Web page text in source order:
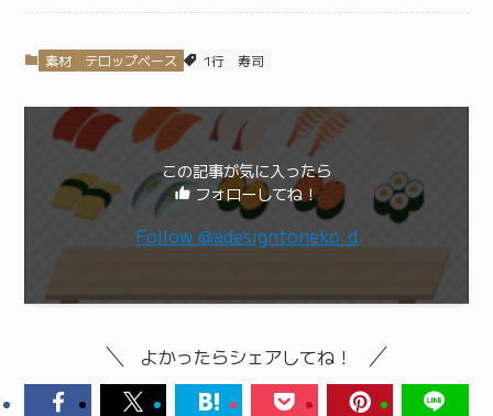
素材 テロップベース 1行 寿司
この記事が気に入ったら
フォローしてね！
Follow @adesigntoneko_d
よかったらシェアしてね！